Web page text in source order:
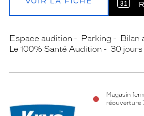
Espace audition Parking
Bilan
Le 100% Santé Audition
30 jours
Magasin
réouverture